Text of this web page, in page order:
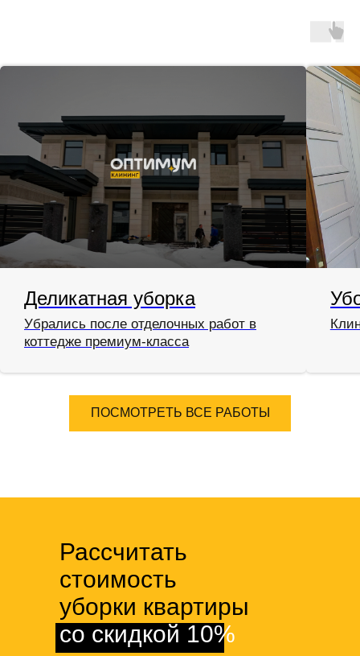
Деликатная уборка
Убрались после отделочных работ в
коттедже премиум-класса
ПОСМОТРЕТЬ ВСЕ РАБОТЫ
Рассчитать
стоимость
уборки квартиры
со скидкой 10%